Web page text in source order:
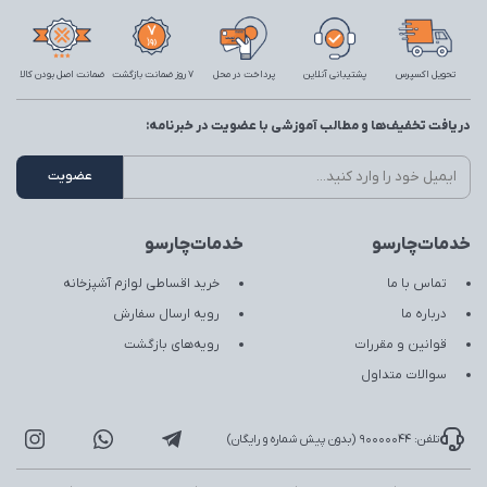
تحویل اکسپرس پشتیبانی آنلاین پرداخت در محل 7 روز ضمانت بازگشت ضمانت اصل بودن کالا
خدمات‌چارسو
تماس با ما
درباره ما
قوانین و مقررات
سوالات متداول
خدمات‌چارسو
خرید اقساطی لوازم آشپزخانه
رویه ارسال سفارش
رویه‌های بازگشت
دریافت تخفیف‌ها و مطالب آموزشی با عضویت در خبرنامه:
تلفن: 90000044 (بدون پیش شماره و رایگان)